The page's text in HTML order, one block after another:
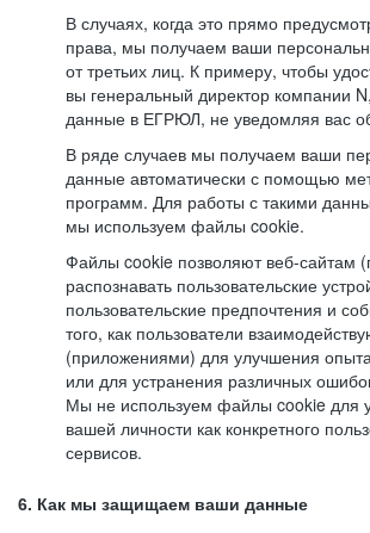
В случаях, когда это прямо
права, мы получаем ваши
от третьих лиц. К примеру, чтобы
вы генеральный директор компании
данные в ЕГРЮЛ, не уведомляя вас
В ряде случаев мы получаем ваши
данные автоматически с помощью
программ. Для работы с такими
мы используем файлы cookie.
Файлы cookie позволяют веб-сайтам
распознавать пользовательские
пользовательские предпочтения и
того, как пользователи
(приложениями) для улучшения
или для устранения различных
Мы не используем файлы cookie для
вашей личности как конкретного
сервисов.
6. Как мы защищаем ваши данные